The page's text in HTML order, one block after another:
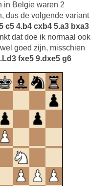
in Belgie waren 2
dus de volgende variant
c5 4.b4 cxb4 5.a3 bxa3
dat doe ik normaal ook
goed zijn, misschien
fxe5 9.dxe5 g6